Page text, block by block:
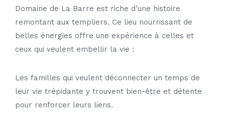
Domaine de La Barre est riche d’une histoire
remontant aux templiers. Ce lieu nourrissant de
belles énergies offre une expérience à celles et
ceux qui veulent embellir la vie :
Les familles qui veulent déconnecter un temps de
leur vie trépidante y trouvent bien-être et détente
pour renforcer leurs liens.